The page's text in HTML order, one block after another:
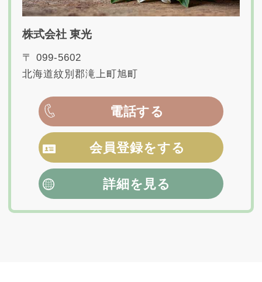
株式会社 東光
〒 099-5602
北海道紋別郡滝上町旭町
電話する
会員登録をする
詳細を見る